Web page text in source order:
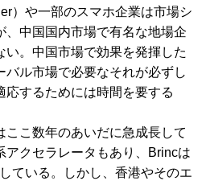
）や一部のスマホ企業は市場シ
、中国国内市場で有名な地場企
い。中国市場で効果を発揮した
バル市場で必要なそれが必ずし
応するためには時間を要する
ここ数年のあいだに急成長して
クセラレータもあり、
Brincは
ている。しかし、香港やそのエ